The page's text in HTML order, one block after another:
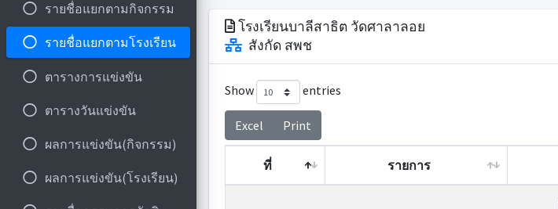
รายชื่อแยกตามกิจกรรม
รายชื่อแยกตามโรงเรียน
ตารางการแข่งขัน
ตารางวันแข่งขัน
ผลการแข่งขัน(กิจกรรม)
ผลการแข่งขัน(โรงเรียน)
โรงเรียนบาลีสาธิต วัดศาลาลอย
สังกัด สพช
Show entries
Excel Print
ที่ รายการ